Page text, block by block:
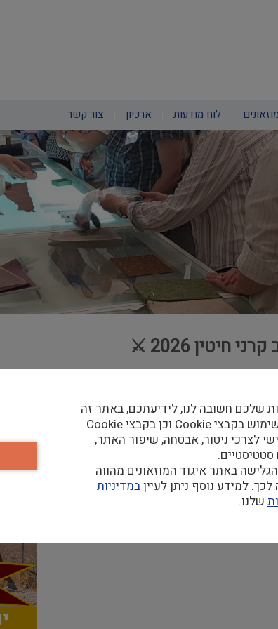
לוח מודעות ארכיון צור קשר
2026 ⚔️
היסטורי חווייתי לכל המשפחה: אבירים, מלאכות
קרב קרני חיטין.
שלכם חשובה לנו, לידיעתכם, באתר זה
נעשה שימוש בקבצי Cookie וכן בקבצי Cookie
לצרכי ניטור, אבטחה, שיפור האתר,
סטטיסטיים.
באתר איגוד המוזאונים מהווה
למידע נוסף ניתן לעייןבמדיניות
שלנו.